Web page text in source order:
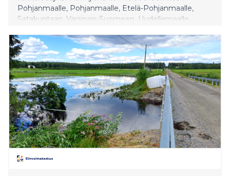
Pohjanmaalle, Pohjanmaalle, Etelä-Pohjanmaalle,
Satakuntaan, Varsinais-Suomeen, Uudellemaalle,
yhteensä noin 2,26 miljoonaa euroa kalatalouden
edistämisvaroja. Varat ovat kertyneet kalastajien
maksamista valtion kalastonhoitomaksuista.